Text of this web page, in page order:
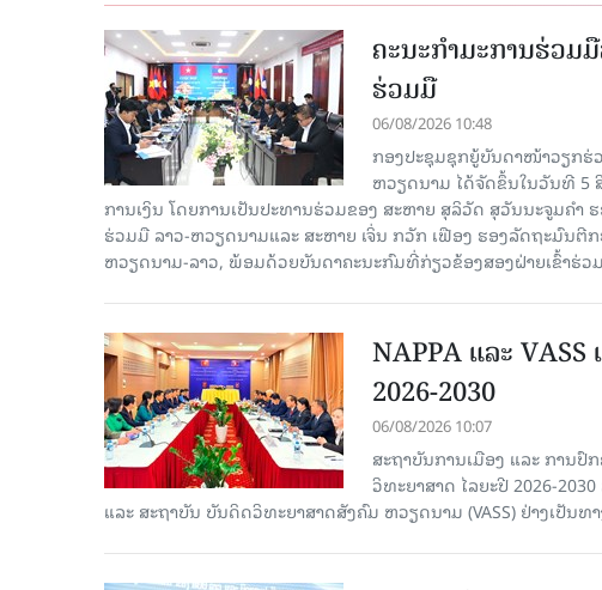
ຄະນະກໍາມະການຮ່ວ
ຮ່ວມມື
06/08/2026 10:48
ກອງປະຊຸມຊຸກຍູ້ບັນດາໜ້າວຽກຮ່
ຫວຽດນາມ ໄດ້ຈັດຂຶ້ນໃນວັນທີ 5
ການເງິນ ໂດຍການເປັນປະທານຮ່ວມຂອງ ສະຫາຍ ສຸລິວັດ ສຸວັນນະຈູມຄຳ
ຮ່ວມມື ລາວ-ຫວຽດນາມແລະ ສະຫາຍ ເຈິ່ນ ກວັກ ເຟືອງ ຮອງລັດຖະມົນ
ຫວຽດນາມ-ລາວ, ພ້ອມດ້ວຍບັນດາຄະນະກົມທີ່ກ່ຽວຂ້ອງສອງຝ່າຍເຂົ້າຮ່ວ
NAPPA ແລະ
2026-2030
06/08/2026 10:07
ສະຖາບັນການເມືອງ ແລະ ການ
ວິທະຍາສາດ ໄລຍະປີ 2026-
ແລະ ສະຖາບັນ ບັນດິດວິທະຍາສາດສັງຄົມ ຫວຽດນາມ (VASS) ຢ່າງເປັ